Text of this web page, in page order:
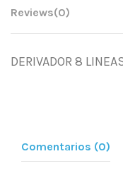
Reviews(0)
DERIVADOR 8
Comentarios (0)